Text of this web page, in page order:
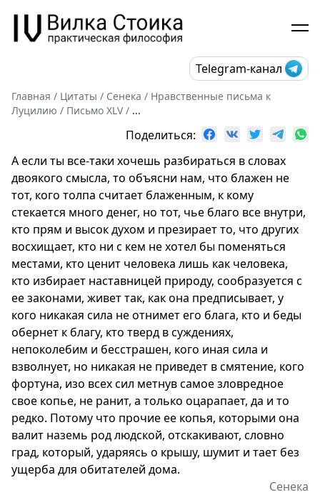
Telegram-канал
Главная / Цитаты / Сенека / Нравственные письма к
Луцилию / Письмо XLV/ ...
Поделиться:
А если ты все-таки хочешь разбираться в словах
двоякого смысла, то объясни нам, что блажен не
тот, кого толпа считает блаженным, к кому
стекается много денег, но тот, чье благо все внутри,
кто прям и высок духом и презирает то, что других
восхищает, кто ни с кем не хотел бы поменяться
местами, кто ценит человека лишь как человека,
кто избирает наставницей природу, сообразуется с
ее законами, живет так, как она предписывает, у
кого никакая сила не отнимет его блага, кто и беды
обернет к благу, кто тверд в суждениях,
непоколебим и бесстрашен, кого иная сила и
взволнует, но никакая не приведет в смятение, кого
фортуна, изо всех сил метнув самое зловредное
свое копье, не ранит, а только оцарапает, да и то
редко. Потому что прочие ее копья, которыми она
валит наземь род людской, отскакивают, словно
град, который, ударяясь о крышу, шумит и тает без
ущерба для обитателей дома.
Сенека